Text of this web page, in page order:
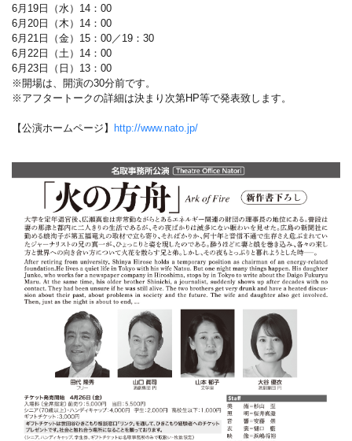
6月19日（水）14：00
6月20日（木）14：00
6月21日（金）15：00／19：30
6月22日（土）14：00
6月23日（日）13：00
※開場は、開演の30分前です。
※アフタートークの詳細は決まり次第HP等で発表致します。
【公演ホームページ】 http://www.nato.jp/